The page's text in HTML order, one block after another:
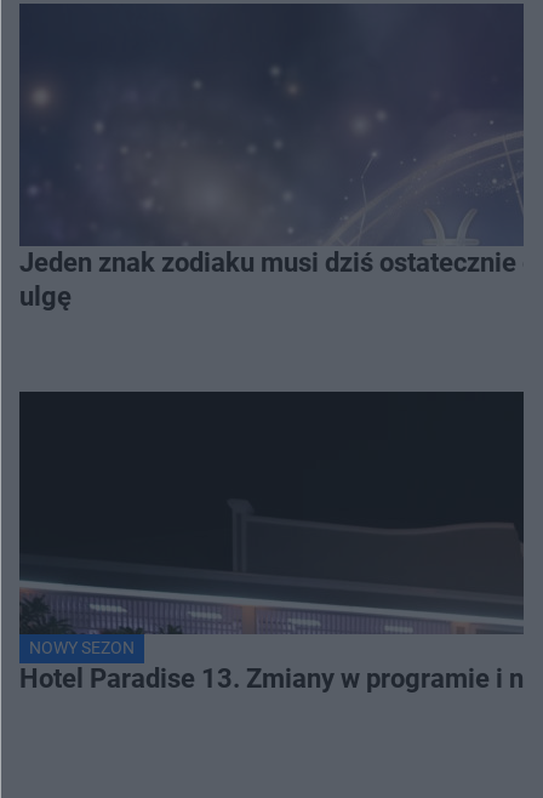
Jeden znak zodiaku musi dziś ostatecznie
ulgę
NOWY SEZON
Hotel Paradise 13. Zmiany w programie i